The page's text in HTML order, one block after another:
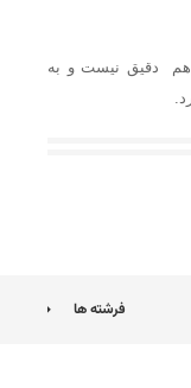
هم دقیق نیست و به
فرشته ها